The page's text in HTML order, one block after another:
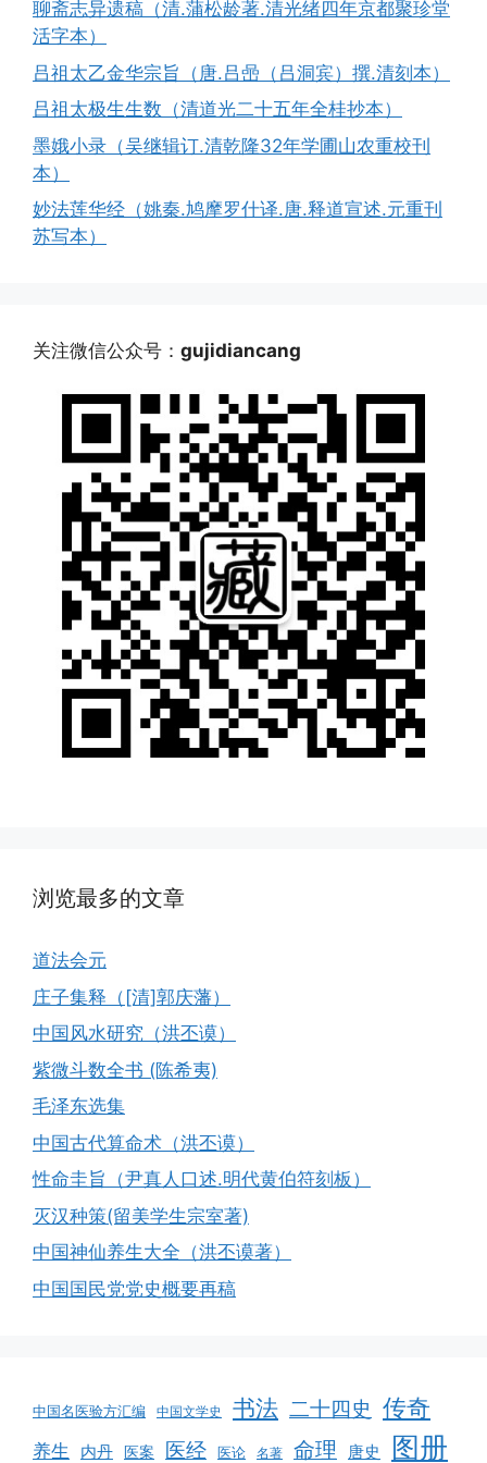
聊斋志异遗稿（清.蒲松龄著.清光绪四年京都聚珍堂
活字本）
吕祖太乙金华宗旨（唐.吕喦（吕洞宾）撰.清刻本）
吕祖太极生生数（清道光二十五年全桂抄本）
墨娥小录（吴继辑订.清乾隆32年学圃山农重校刊
本）
妙法莲华经（姚秦.鸠摩罗什译.唐.释道宣述.元重刊
苏写本）
关注微信公众号： gujidiancang
浏览最多的文章
道法会元
庄子集释（[清]郭庆藩）
中国风水研究（洪丕谟）
紫微斗数全书 (陈希夷)
毛泽东选集
中国古代算命术（洪丕谟）
性命圭旨（尹真人口述.明代黄伯符刻板）
灭汉种策(留美学生宗室著)
中国神仙养生大全（洪丕谟著）
中国国民党党史概要再稿
中国名医验方汇编 中国文学史 书法 二十四史 传奇
养生 内丹 医案 医经 医论 名著 命理 唐史 图册